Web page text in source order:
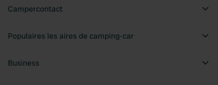
Campercontact
Populaires les aires de camping-car
Business